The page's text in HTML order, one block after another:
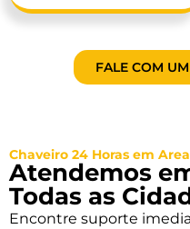
FALE COM
Chaveiro 24 Horas em
Atendemos
Todas as
Encontre suporte